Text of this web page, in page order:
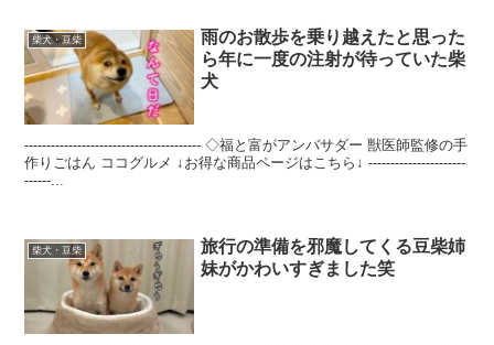
柴犬・豆柴
雨のお散歩を乗り越えたと思った
ら年に一度の注射が待っていた柴
犬
---------------------------------------- ◇福と富がアンバサダー 獣医師監修の手
作りごはん ココグルメ ↓お得な商品ページはこちら↓ ----------------------
------...
柴犬・豆柴
旅行の準備を邪魔してくる豆柴姉
妹がかわいすぎました笑